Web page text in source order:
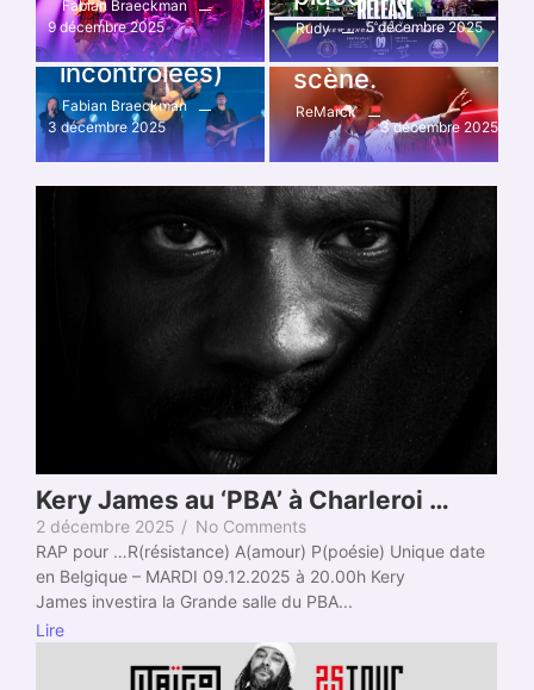
Fabian Braeckman
9 décembre 2025
Rudy 5 décembre 2025
d’histoire (et
d’émotions
incontrôlées)
Fabian Braeckman
3 décembre 2025
électro reste le
maître de la
scène.
ReMarck
3 décembre 2025
Kery James au ‘PBA’ à Charleroi …
2 décembre 2025 / No Comments
RAP pour …R(résistance) A(amour) P(poésie) Unique date
en Belgique – MARDI 09.12.2025 à 20.00h Kery
James investira la Grande salle du PBA...
Lire